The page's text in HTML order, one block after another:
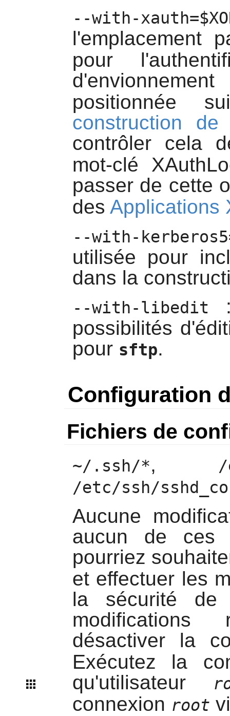
--with-
l'emplacement
pour
positionnée
construction de
contrôler cela
mot-clé
passer de cette
des Applications
--with-
utilisée pour
dans la
--with-libedit
possibilités
pour sftp.
Configuration
Fichiers de
~/.ssh/*,
/
/etc/ssh/
Aucune
aucun de ces
pourriez
et effectuer les
la sécurité de
désactiver la
Exécutez la
qu'utilisateur
connexion root